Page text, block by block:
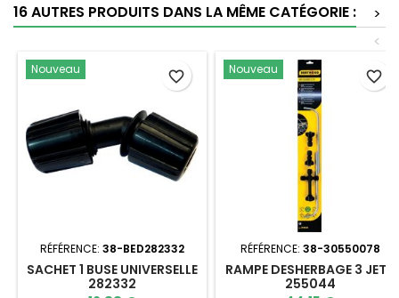
16 AUTRES PRODUITS DANS LA MÊME CATÉGORIE :
>
<
Nouveau
RÉFÉRENCE: 38-BED282332
SACHET 1 BUSE UNIVERSELLE
282332
favorite_border Nouveau
RÉFÉRENCE: 38-30550078
RAMPE DESHERBAGE 3 JETS
255044
favorite_border